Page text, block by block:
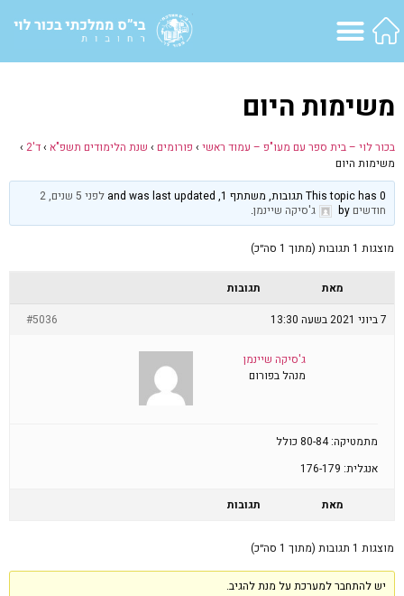
משימות היום
בכור לוי – בית ספר עם מעו"פ – עמוד ראשי › פורומים › שנת הלימודים תשפ"א ›ד'2
›
משימות היום
This topic has 0 תגובות, משתתף 1, and was last updated
לפני 5 שנים, 2
חודשים by ג'סיקה שיינמן.
מוצגות 1 תגובות (מתוך 1 סה״כ)
מאת
תגובות
7 ביוני 2021 בשעה 13:30
#5036
ג'סיקה שיינמן
מנהל בפורום
מתמטיקה: 80-84 כולל
אנגלית: 176-179
מאת תגובות
מוצגות 1 תגובות (מתוך 1 סה״כ)
יש להתחבר למערכת על מנת להגיב.